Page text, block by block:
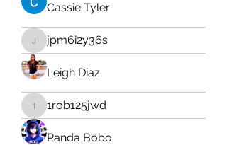
Cassie Tyler
jpm6i2y36s
jpm6i2y36s
Leigh Diaz
1rob125jwd
1rob125jwd
Panda Bobo